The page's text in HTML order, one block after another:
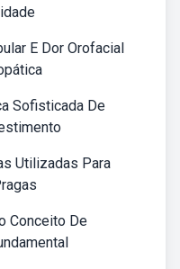
E Dor Orofacial
Sofisticada De
Utilizadas Para
Conceito De